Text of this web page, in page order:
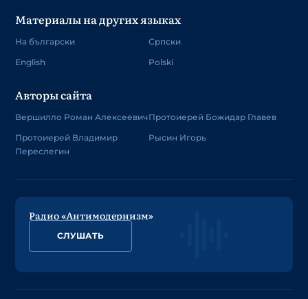
Материалы на других языках
На български
English
Српски
Polski
Авторы сайта
Вершилло Роман Алексеевич
Протоиерей Владимир
Переслегин
Протоиерей Божидар Главев
Рысин Игорь
Радио «Антимодернизм»
СЛУШАТЬ